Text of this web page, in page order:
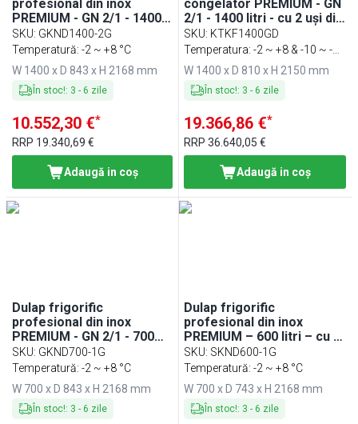
profesional din inox
PREMIUM - GN 2/1 - 1400
litri - cu 2 uși din sticlă
SKU: GKND1400-2G
Temperatură: -2 ~ +8 °C
W 1400 x D 843 x H 2168 mm
În stoc!: 3 - 6 zile
10.552,30 €*
RRP 19.340,69 €
Adaugă in coş
congelator PREMIUM - GN
2/1 - 1400 litri - cu 2 uși din
sticlă
SKU: KTKF1400GD
Temperatura: -2 ~ +8 & -10 ~ -25
° C - 8 rafturi
W 1400 x D 810 x H 2150 mm
În stoc!: 3 - 6 zile
19.366,86 €*
RRP36.640,05 €
Adaugă in coş
Dulap frigorific
profesional din inox
PREMIUM - GN 2/1 - 700
litri - cu 1 ușă din sticlă
SKU: GKND700-1G
Temperatură: -2 ~ +8 °C
W 700 x D 843 x H 2168 mm
În stoc!: 3 - 6 zile
Dulap frigorific
profesional din inox
PREMIUM – 600 litri – cu 1
ușă din sticlă
SKU: SKND600-1G
Temperatură: -2 ~ +8 °C
W 700 x D 743 x H 2168 mm
În stoc!: 3 - 6 zile